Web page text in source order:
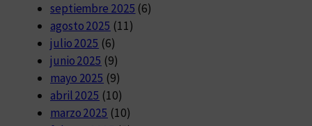
septiembre 2025 (6)
agosto 2025 (11)
julio 2025 (6)
junio 2025 (9)
mayo 2025 (9)
abril 2025 (10)
marzo 2025 (10)